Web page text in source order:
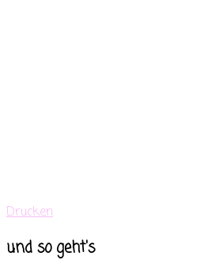
Drucken
und so geht's